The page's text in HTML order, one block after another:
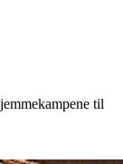
til